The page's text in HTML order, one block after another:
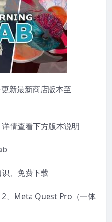
更新最新商店版本至
详情查看下方版本说明
识、免费下载
2、Meta Quest Pro（一体